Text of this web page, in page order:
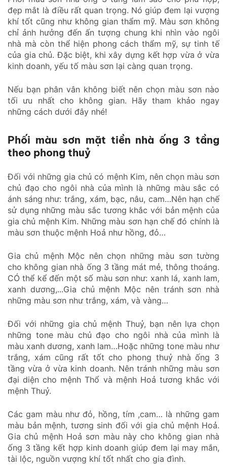
đẹp mắt là điều rất quan trọng. Nó giúp đem lại vượng
khí tốt cũng như không gian thẩm mỹ. Màu sơn không
chỉ ảnh hưởng đến ấn tượng chung khi nhìn vào ngôi
nhà mà còn thể hiện phong cách thẩm mỹ, sự tinh tế
của gia chủ. Đặc biệt, khi xây dựng kết hợp vừa ở vừa
kinh doanh, yếu tố màu sơn lại càng quan trọng.
Nếu bạn phân vân không biết nên chọn màu sơn nào
tối ưu nhất cho không gian. Hãy tham khảo ngay
những cách dưới đây nhé!
Phối màu sơn mặt tiền nhà ống 3 tầng
theo phong thuỷ
Đối với những gia chủ có mệnh Kim, nên chọn màu sơn
chủ đạo cho ngôi nhà của mình là những màu sắc có
ánh sáng như: trắng, xám, bạc, nâu, cam…Nên hạn chế
sử dụng những màu sắc tương khắc với bản mệnh của
gia chủ mệnh Kim. Những màu sơn hạn chế đó chính là
màu sơn thuộc mệnh Hoả như hồng, đỏ…
Gia chủ mệnh Mộc nên chọn những màu sơn tường
cho không gian nhà ống 3 tầng mát mẻ, thông thoáng.
CÓ thể kể đến một số màu sơn như: xanh lá, xanh lam,
xanh dương,...Gia chủ mệnh Mộc nên tránh sơn nhà
những màu sơn như trắng, xám, và vàng…
Đối với những gia chủ mệnh Thuỷ, bạn nên lựa chọn
những tone màu chủ đạo cho ngôi nhà của mình là
màu xanh dương, xanh lam…Hoặc những tone màu như
trắng, xám cũng rất tốt cho phong thuỷ nhà ống 3
tầng vừa ở vừa kinh doanh. Nên tránh những màu sơn
đại diện cho mệnh Thổ và mệnh Hoả tương khắc với
mệnh Thuỷ.
Các gam màu như đỏ, hồng, tím ,cam… là những gam
màu bản mệnh, tương sinh đối với gia chủ mệnh Hoả.
Gia chủ mệnh Hoả sơn màu này cho không gian nhà
ống 3 tầng kết hợp kinh doanh giúp đem lại may mắn,
tài lộc, nguồn vượng khí tốt nhất cho gia đình.